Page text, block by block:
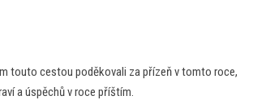
touto cestou poděkovali za přízeň v tomto roce,
a úspěchů v roce příštím.